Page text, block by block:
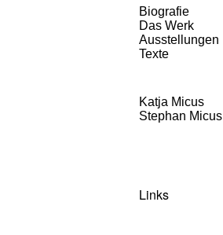
Biografie
Das Werk
Ausstellungen
Texte
Katja Micus
Stephan Micus
Links